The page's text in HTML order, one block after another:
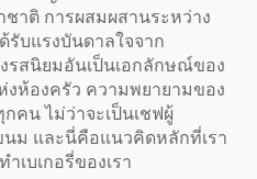
าติ การผสมผสานระหว่าง
บแรงบันดาลใจจาก
รสนิยมอันเป็นเอกลักษณ์ของ
งห้องครัว ความพยายามของ
คน ไม่ว่าจะเป็นเชฟผู้
ม และนี่คือแนวคิดหลักที่เรา
เบเกอรี่ของเรา